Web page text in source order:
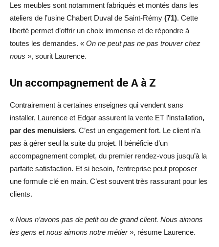
Les meubles sont notamment fabriqués et montés dans les
ateliers de l’usine Chabert Duval de Saint-Rémy (71). Cette
liberté permet d’offrir un choix immense et de répondre à
toutes les demandes. « On ne peut pas ne pas trouver chez
nous », sourit Laurence.
Un accompagnement de A à Z
Contrairement à certaines enseignes qui vendent sans
installer, Laurence et Edgar assurent la vente ET l’installation,
par des menuisiers. C’est un engagement fort. Le client n’a
pas à gérer seul la suite du projet. Il bénéficie d’un
accompagnement complet, du premier rendez-vous jusqu’à la
parfaite satisfaction. Et si besoin, l’entreprise peut proposer
une formule clé en main. C’est souvent très rassurant pour les
clients.
« Nous n’avons pas de petit ou de grand client. Nous aimons
les gens et nous aimons notre métier», résume Laurence.